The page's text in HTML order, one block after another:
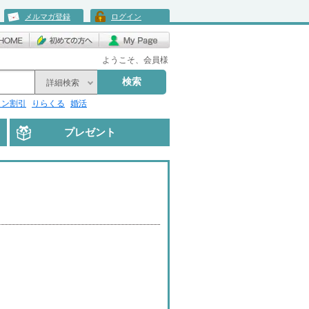
メルマガ登録 ログイン
ようこそ、会員様
詳細検索 検索
割引 りらくる 婚活
プレゼント